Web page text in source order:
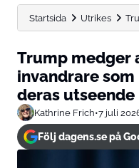
Startsida Utrikes
Trump medger
invandrare
deras utseende
Kathrine Frich•7 juli
Följ dagens.se på